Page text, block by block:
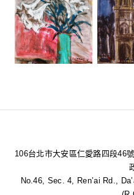
106台北市大安區仁愛路四段46
No.46, Sec. 4, Ren’ai Rd.,